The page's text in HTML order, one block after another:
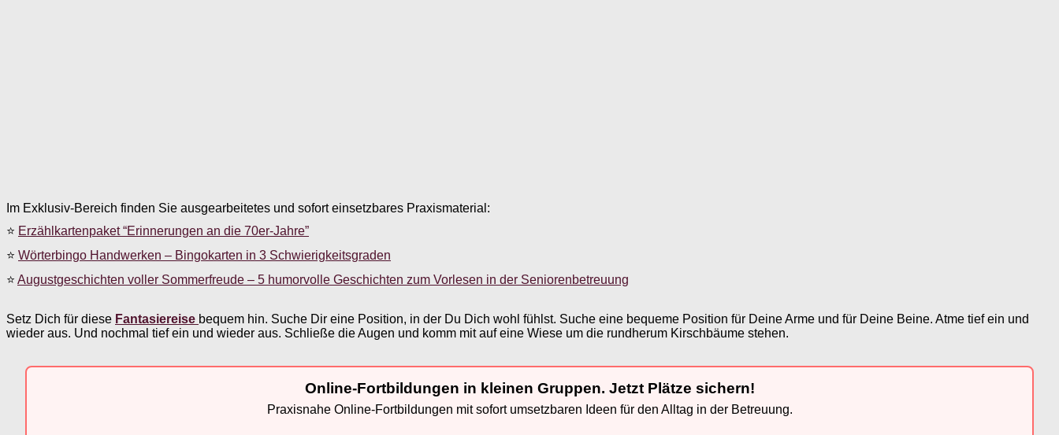
Im Exklusiv-Bereich finden Sie ausgearbeitetes und sofort einsetzbares Praxismaterial:
⭐ Erzählkartenpaket “Erinnerungen an die 70er-Jahre”
⭐ Wörterbingo Handwerken – Bingokarten in 3 Schwierigkeitsgraden
⭐ Augustgeschichten voller Sommerfreude – 5 humorvolle Geschichten zum Vorlesen in der Seniorenbetreuung
Setz Dich für diese Fantasiereise bequem hin. Suche Dir eine Position, in der Du Dich wohl fühlst. Suche eine bequeme Position für Deine Arme und für Deine Beine. Atme tief ein und
wieder aus. Und nochmal tief ein und wieder aus. Schließe die Augen und komm mit auf eine Wiese um die rundherum Kirschbäume stehen.
Online-Fortbildungen in kleinen Gruppen. Jetzt Plätze sichern!
Praxisnahe Online-Fortbildungen mit sofort umsetzbaren Ideen für den Alltag in der Betreuung.